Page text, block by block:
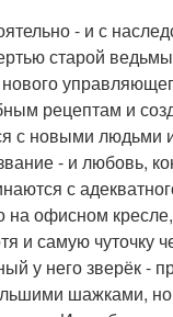
- и с
старой
рецептам и
с новыми людьми
- и любовь,
с
офисном
и самую чуточку
у него зверёк -
шажками,